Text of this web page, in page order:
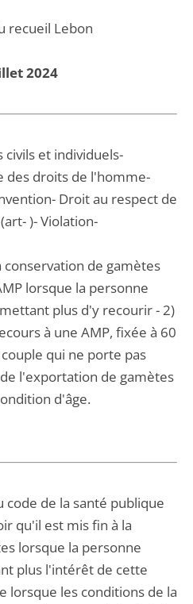
recueil Lebon
2024
civils et individuels-
des droits de l'homme-
Droit au respect de
)- Violation-
conservation de gamètes
lorsque la personne
plus d'y recourir - 2)
à une AMP, fixée à 60
qui ne porte pas
l'exportation de gamètes
d'âge.
code de la santé publique
qu'il est mis fin à la
lorsque la personne
plus l'intérêt de cette
lorsque les conditions de la